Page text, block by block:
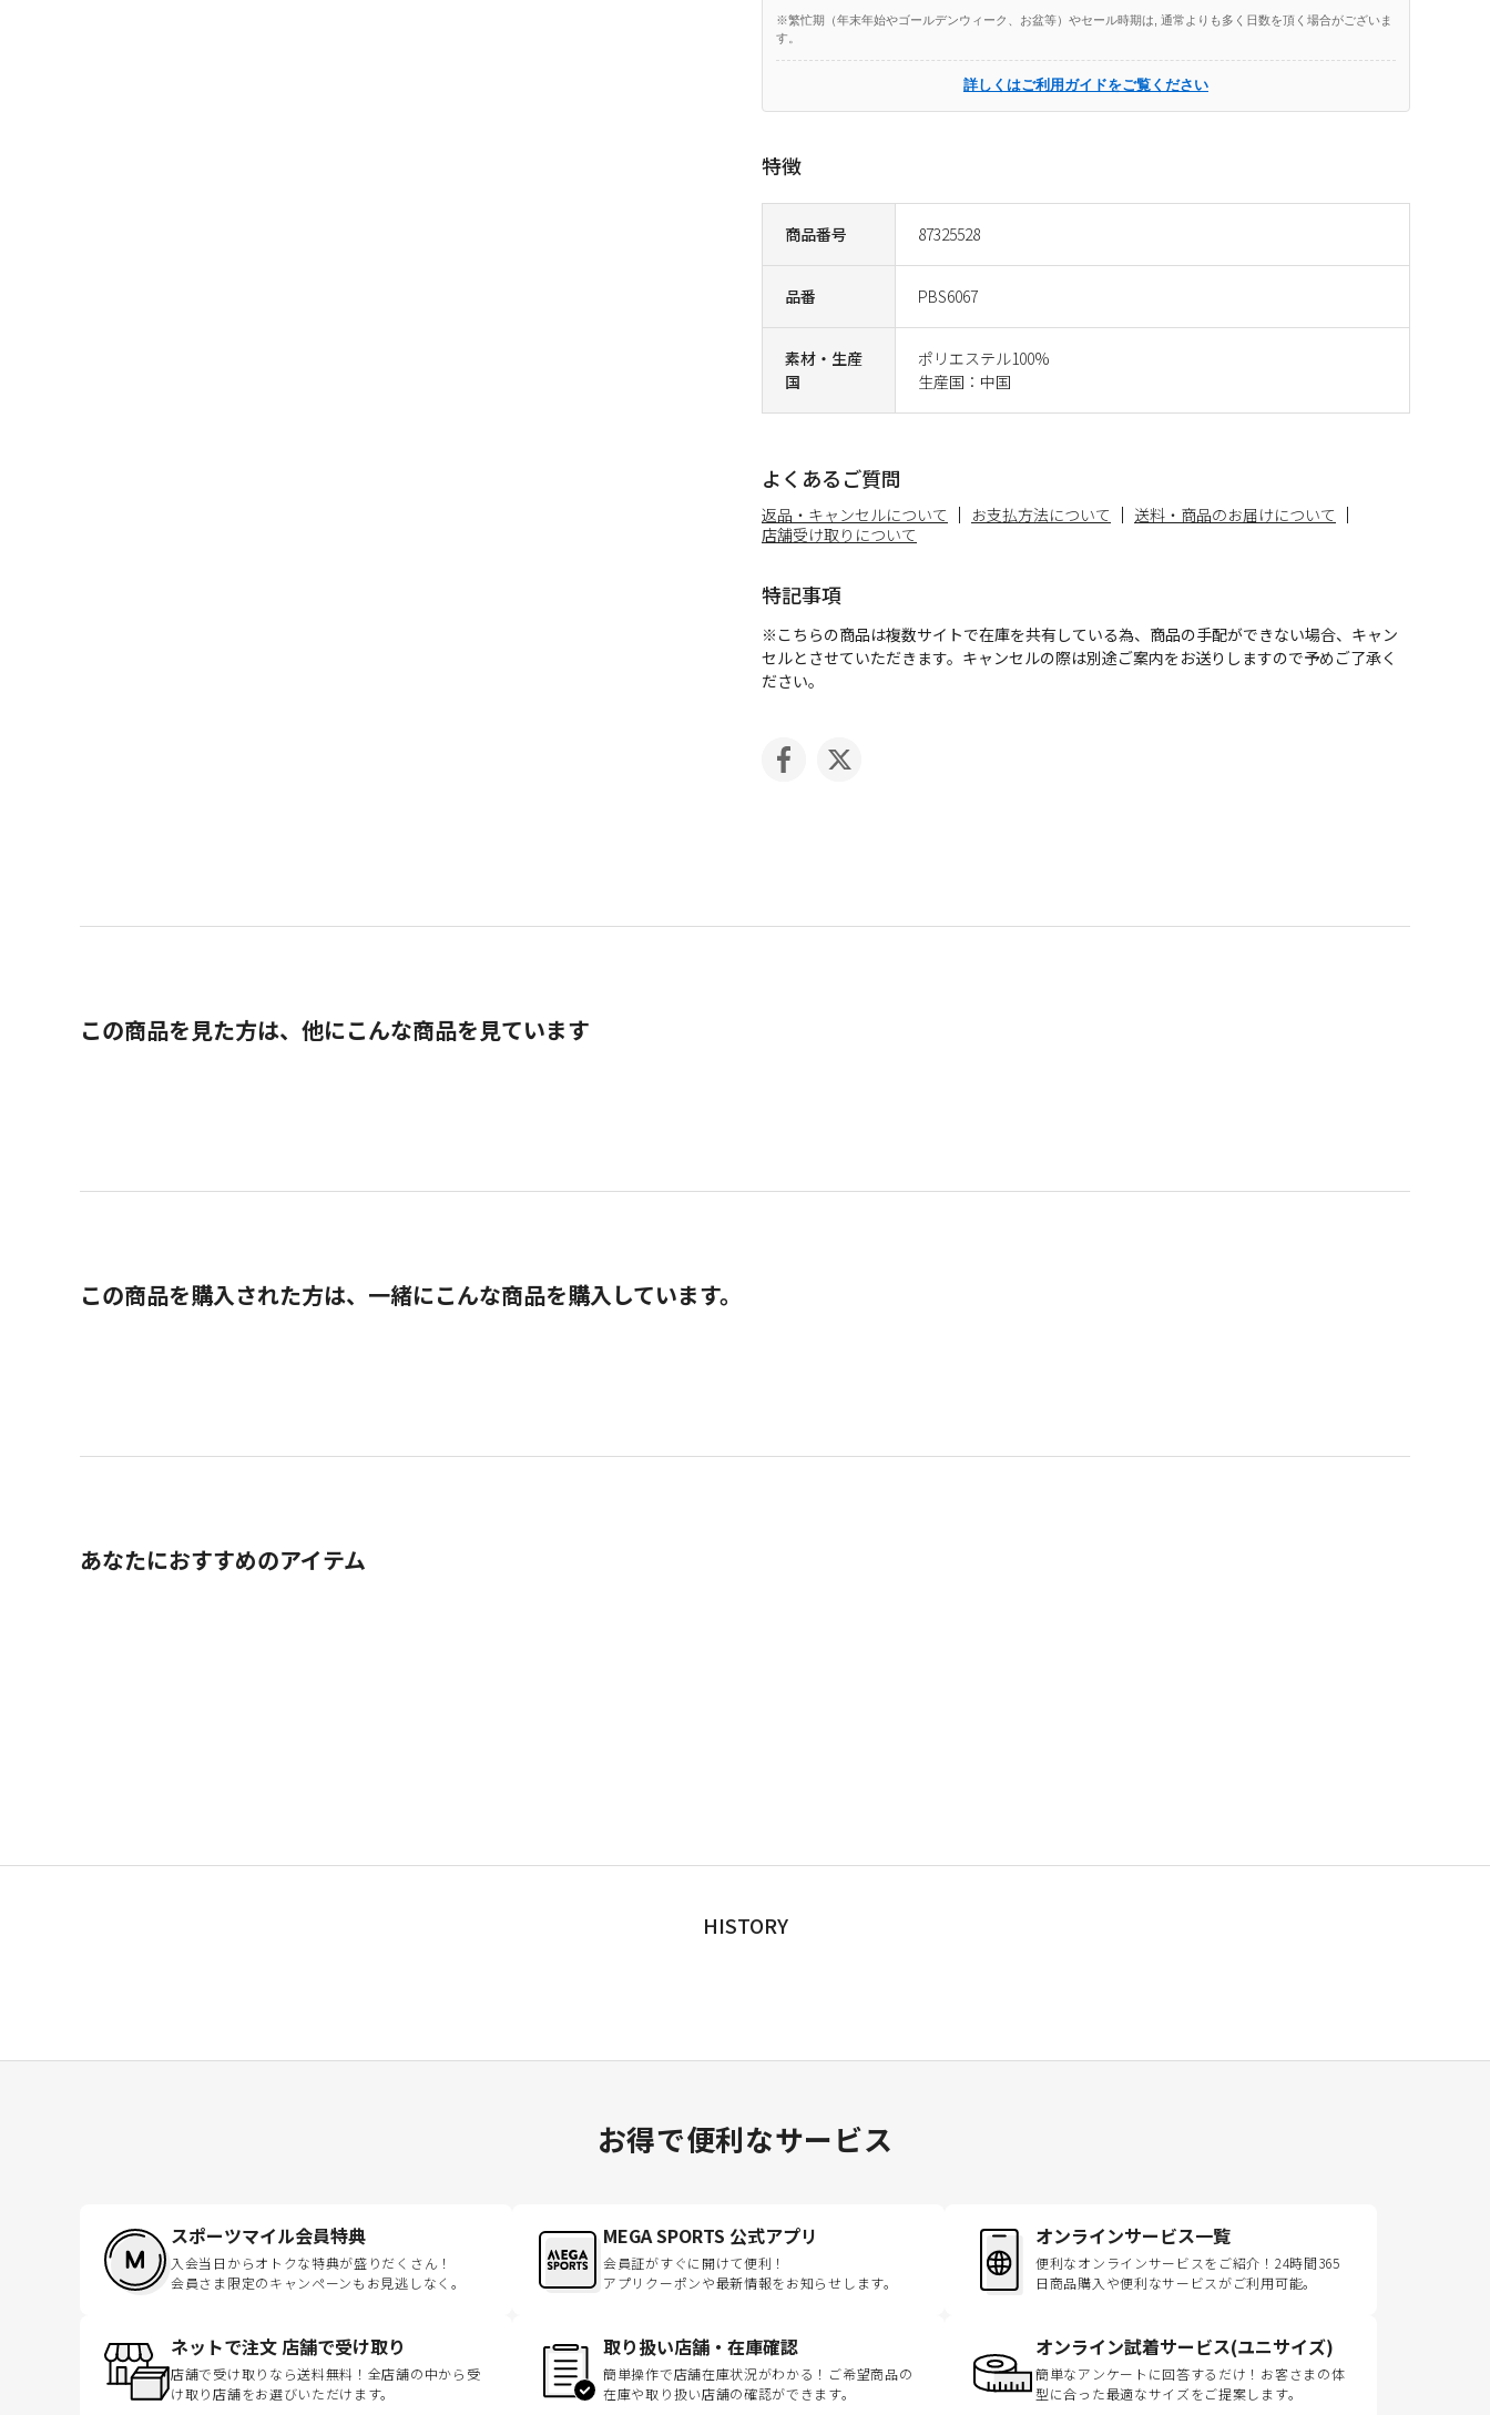
商品番号 87325528
品番 PBS6067
素材・生産
国
ポリエステル100%
生産国：中国
※繁忙期（年末年始やゴールデンウィーク、お盆等）やセール時期は, 通常よりも多く日数を頂く場合がございま
す。
詳しくはご利用ガイドをご覧ください
特徴
よくあるご質問
返品・キャンセルについて お支払方法について
送料・商品のお届けについて
店舗受け取りについて
特記事項
※こちらの商品は複数サイトで在庫を共有している為、商品の手配ができない場合、キャン
セルとさせていただきます。キャンセルの際は別途ご案内をお送りしますので予めご了承く
ださい。
この商品を見た方は、他にこんな商品を見ています
この商品を購入された方は、一緒にこんな商品を購入しています。
あなたにおすすめのアイテム
HISTORY
お得で便利なサービス
スポーツマイル会員特典
入会当日からオトクな特典が盛りだくさん！
会員さま限定のキャンペーンもお見逃しなく。
MEGA SPORTS 公式アプリ
会員証がすぐに開けて便利！
アプリクーポンや最新情報をお知らせします。
オンラインサービス一覧
便利なオンラインサービスをご紹介！24時間365
日商品購入や便利なサービスがご利用可能。
ネットで注文 店舗で受け取り
店舗で受け取りなら送料無料！全店舗の中から受
け取り店舗をお選びいただけます。
取り扱い店舗・在庫確認
簡単操作で店舗在庫状況がわかる！ご希望商品の
在庫や取り扱い店舗の確認ができます。
オンライン試着サービス(ユニサイズ)
簡単なアンケートに回答するだけ！お客さまの体
型に合った最適なサイズをご提案します。